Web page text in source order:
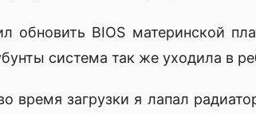
обновить BIOS материнской
система так же уходила в
время загрузки я лапал